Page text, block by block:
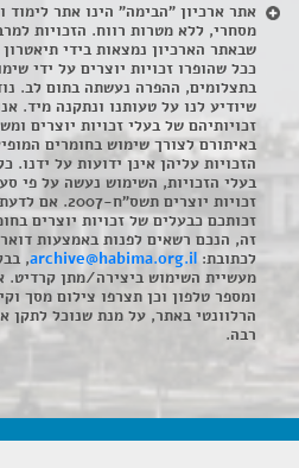
אתר ארכיון "הבימה" הינו אתר לימוד
מסחרי, ללא מטרות רווח. הזכויות
שבאתר הארכיון נמצאות בידי
ככל שהופרו זכויות יוצרים על ידי
בתצלומים, ההפרה נעשתה בתום לב.
שיודיע לנו על טעותנו ונתקנה מיד.
זכויותיהם של בעלי זכויות יוצרים
באיתורם לצורך שימוש בחומרים
הזכויות עליהן אינן ידועות על ידנו.
זכויות יוצרים
זכותכם כבעלים של זכויות יוצרים
זה, הנכם רשאים לפנות באמצעות
לכתובת: archive@habima.org.il
,
מעשיית השימוש ביצירה/מתן קרדיט.
ומספר טלפון וכן תצרפו צילום מסך
הרלוונטי באתר, על מנת שנוכל לתקן
רבה.